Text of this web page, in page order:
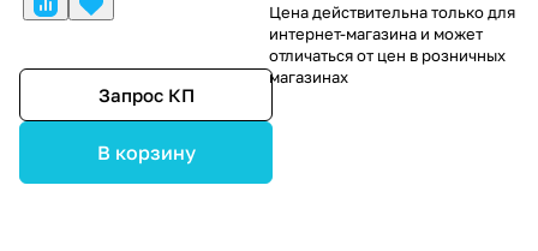
Запрос КП
В корзину
Цена действительна только для
интернет-магазина и может
отличаться от цен в розничных
магазинах